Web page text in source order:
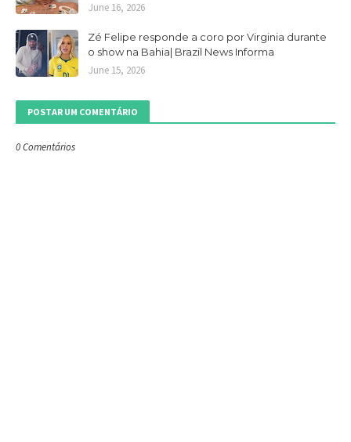
June 16, 2026
Zé Felipe responde a coro por Virginia durante
o show na Bahia| Brazil News Informa
June 15, 2026
POSTAR UM COMENTÁRIO
0 Comentários